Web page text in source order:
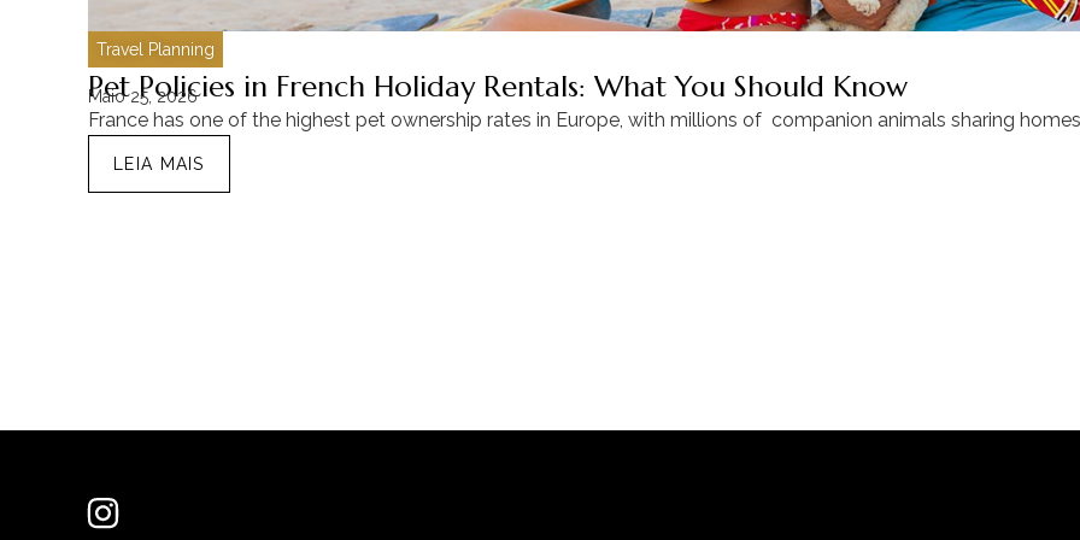
Travel Planning
Pet Policies in French Holiday Rentals: What You Should Know
Maio 25, 2026
France has one of the highest pet ownership rates in Europe, with millions of companion animals sharing homes
LEIA MAIS